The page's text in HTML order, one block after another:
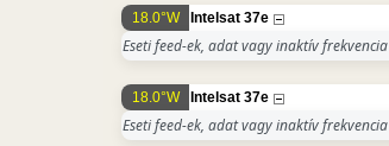
18.0°W Intelsat 37e
Eseti feed-ek, adat vagy inaktív frekvencia
18.0°W Intelsat 37e
Eseti feed-ek, adat vagy inaktív frekvencia